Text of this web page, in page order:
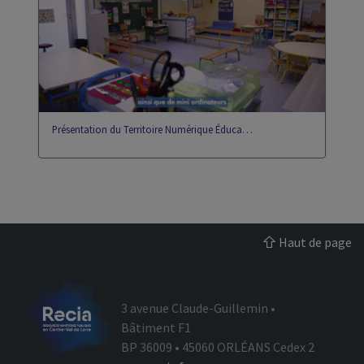
Présentation du Territoire Numérique Éduca…
eportfolio
gip
Haut de page
3 avenue Claude-Guillemin •
Bâtiment F1
BP 36009 • 45060 ORLÉANS Cedex 2